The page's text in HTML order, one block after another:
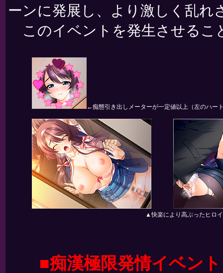
ーンに発展し、より激しく乱れ
このイベントを発生させるこ
←痴態引き出しメーターが一定値以上（左のハー
▲快楽により高ぶったヒロ
■痴漢極限発情イベント